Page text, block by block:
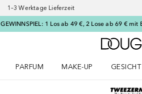
1–3 Werktage Lieferzeit
GEWINNSPIEL: 1 Los ab 49 €, 2 Lose ab 69 € mit
PARFUM
MAKE-UP
GESICHT